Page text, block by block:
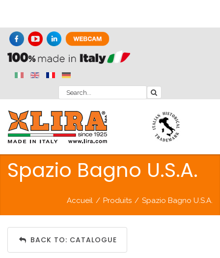
Spazio Bagno U.S.A.
Accueil / Produits / Spazio Bagno U.S.A.
BACK TO: CATALOGUE